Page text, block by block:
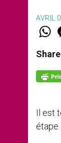
AVRIL
W
t
s
p
p
Il est
étape